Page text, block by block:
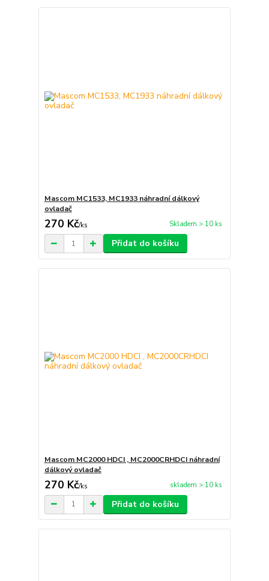
Mascom MC1533, MC1933 náhradní dálkový
ovladač
270 Kč/ks Skladem > 10 ks
Přidat do košíku
Mascom MC2000 HDCI , MC2000CRHDCI náhradní
dálkový ovladač
270 Kč/ks skladem > 10 ks
Přidat do košíku